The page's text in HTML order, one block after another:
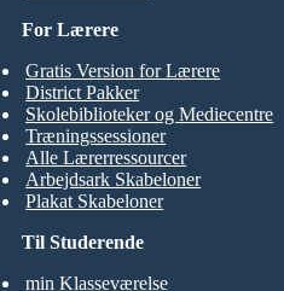
Til Studerende
min Klasseværelse
For Lærere
Gratis Version for Lærere
District Pakker
Skolebiblioteker og Mediecentre
Træningssessioner
Alle Lærerressourcer
Arbejdsark Skabeloner
Plakat Skabeloner